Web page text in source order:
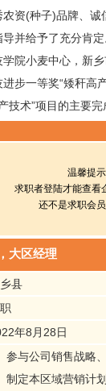
农资(种子)品牌、
并给予了充分肯定
院小麦中心，新
步一等奖“矮秆高
技术”项目的主要
温馨提示
求职者登陆才能查看
还不是求职会
大区经理
县
年8月28日
参与公司销售战略
制定本区域营销计